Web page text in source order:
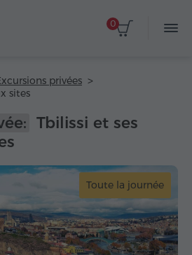
0
privées
sites
Tbilissi et ses
Toute la journée